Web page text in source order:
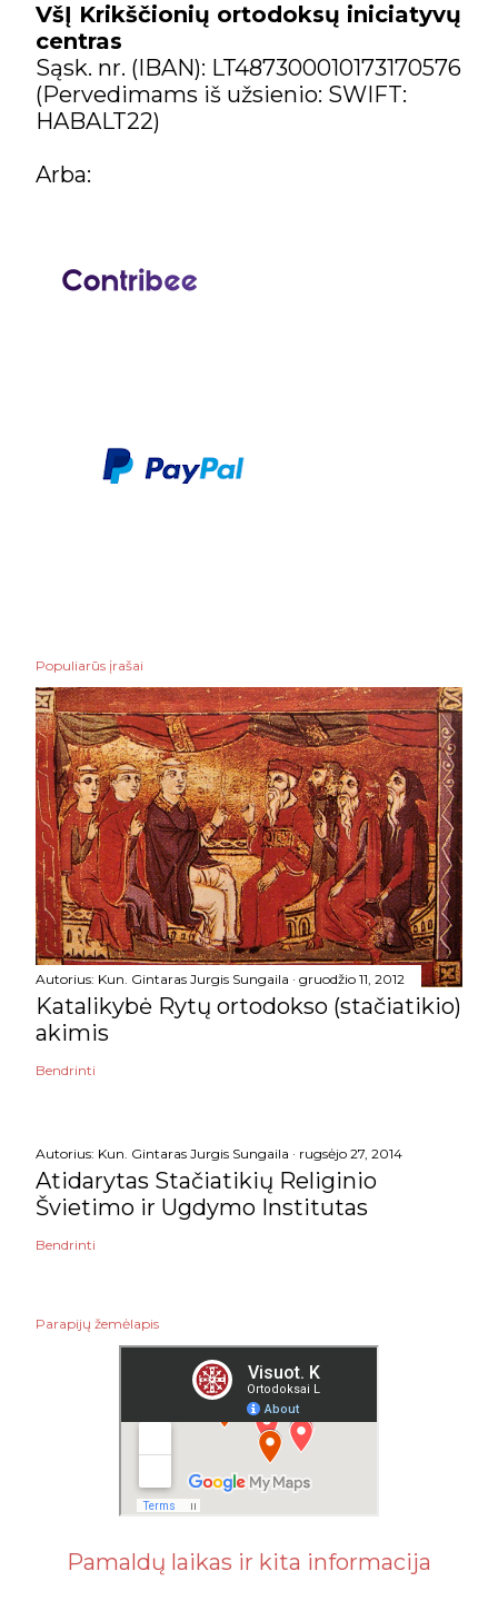
VšĮ Krikščionių ortodoksų iniciatyvų
centras
Sąsk. nr. (IBAN): LT487300010173170576
(Pervedimams iš užsienio: SWIFT:
HABALT22)
Arba:
Populiarūs įrašai
Autorius: Kun. Gintaras Jurgis Sungaila gruodžio 11, 2012
Katalikybė Rytų ortodokso (stačiatikio)
akimis
Bendrinti
Autorius: Kun. Gintaras Jurgis Sungaila rugsėjo 27, 2014
Atidarytas Stačiatikių Religinio
Švietimo ir Ugdymo Institutas
Bendrinti
Parapijų žemėlapis
Pamaldų laikas ir kita informacija